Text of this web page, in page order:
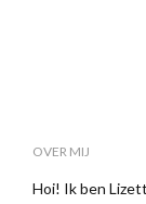
OVER MIJ
Hoi! Ik ben